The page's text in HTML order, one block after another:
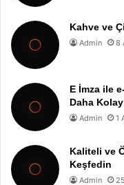
Kahve ve
Admin 8
E İmza ile
Daha
Admin 1
Kaliteli ve
Keşfedin
Admin